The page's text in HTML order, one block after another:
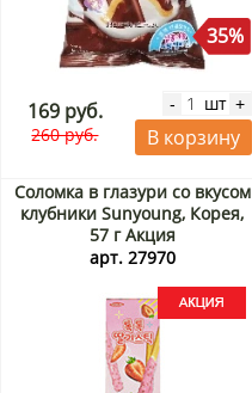
35%
169 руб.
260 руб.
- шт +
В корзину
Соломка в глазури со вкусом
клубники Sunyoung, Корея,
57 г Акция
арт. 27970